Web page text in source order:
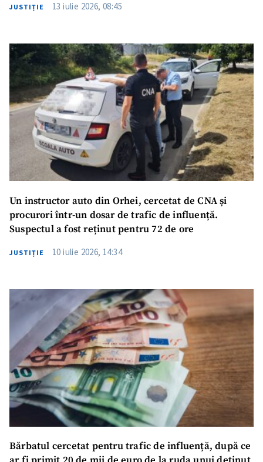
JUSTIȚIE 13 iulie 2026, 08:45
Un instructor auto din Orhei, cercetat de CNA și
procurori într-un dosar de trafic de influență.
Suspectul a fost reținut pentru 72 de ore
JUSTIȚIE 10 iulie 2026, 14:34
Bărbatul cercetat pentru trafic de influență, după ce